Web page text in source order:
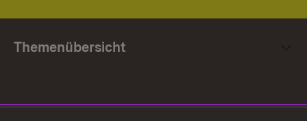
Themenübersicht